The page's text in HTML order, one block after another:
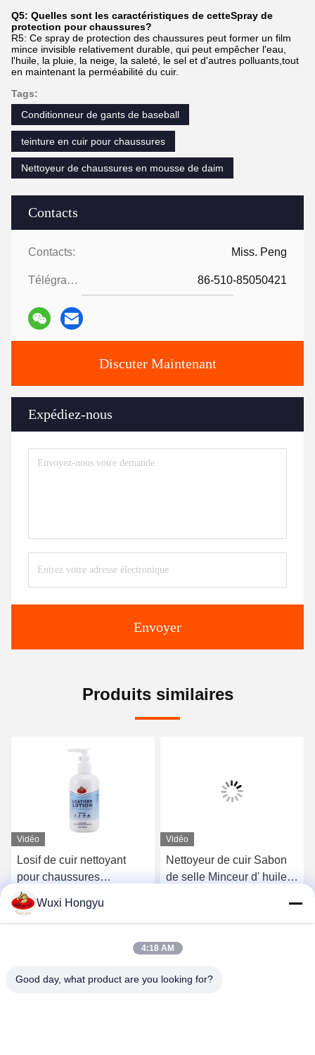
Contacts
Contacts: Miss. Peng
Télégramme: 86-510-85050421
Discuter Maintenant
Expédiez-nous
Envoyer
Q5: Quelles sont les caractéristiques de cetteSpray de
protection pour chaussures?
R5: Ce spray de protection des chaussures peut former un film
mince invisible relativement durable, qui peut empêcher l'eau,
l'huile, la pluie, la neige, la saleté, le sel et d'autres polluants,tout
en maintenant la perméabilité du cuir.
Tags:
Conditionneur de gants de baseball
teinture en cuir pour chaussures
Nettoyeur de chaussures en mousse de daim
Produits similaires
Vidéo
Losif de cuir nettoyant
pour chaussures
Conditionneur de meubles
Protecteur adoucisseur de
cuir lisseDiscuter Maintenant
Vidéo
Nettoyeur de cuir Sabon
de selle Minceur d' huile
Applicateur Lisseur de
cuir Vinyle réparation
Discuter Maintenant
Wuxi Hongyu
4:18 AM
Good day, what product are you looking for?